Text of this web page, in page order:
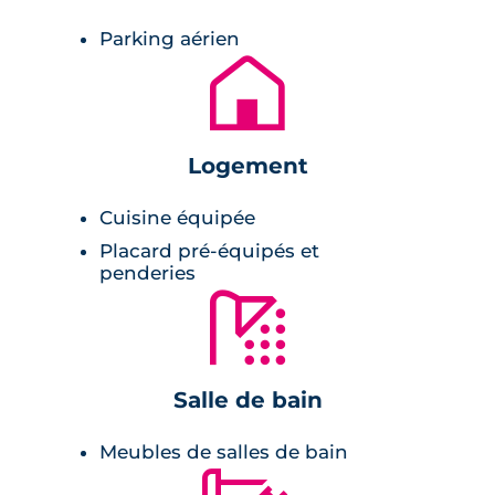
leur conception, les villas sont de forme
cubiques et sont bâties sur pilotis. Les façades
Par ailleurs, en extérieur, à l'étage, les maisons
sont dotées d'une grande terrasse et un patio
est aussi aménagé à l'entrée de l'habitation.
Un escalier est présent à l'extérieur de la
maison et il offre un accès rapide aux
Prestations du bien neuf
Pièce à vivre :
Parking aérien
🏚
Logement
Cuisine équipée
Placard pré-équipés et
penderies
🚿
Salle de bain
Meubles de salles de bain